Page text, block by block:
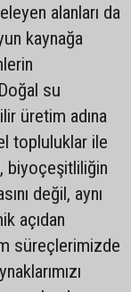
alanları da
kaynağa
su
üretim adına
topluluklar ile
biyoçeşitliliğin
değil, aynı
açıdan
süreçlerimizde